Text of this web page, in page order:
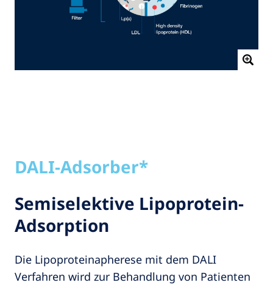
DALI-Adsorber*
Semiselektive Lipoprotein-
Adsorption
Die Lipoproteinapherese mit dem DALI
Verfahren wird zur Behandlung von Patienten